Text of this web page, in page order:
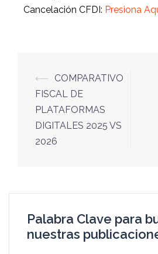
Cancelación CFDI: Presiona
⟵
COMPARATIVO
FISCAL DE
PLATAFORMAS
DIGITALES 2025 VS
2026
Palabra Clave para
nuestras